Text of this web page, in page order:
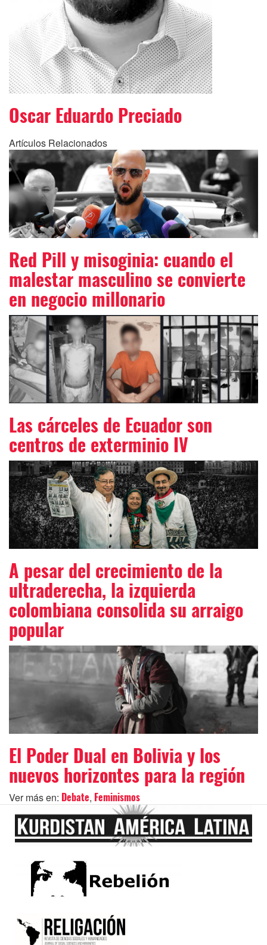
Oscar Eduardo Preciado
Artículos Relacionados
Red Pill y misoginia: cuando el
malestar masculino se convierte
en negocio millonario
Las cárceles de Ecuador son
centros de exterminio IV
A pesar del crecimiento de la
ultraderecha, la izquierda
colombiana consolida su arraigo
popular
El Poder Dual en Bolivia y los
nuevos horizontes para la región
Ver más en: Debate, Feminismos